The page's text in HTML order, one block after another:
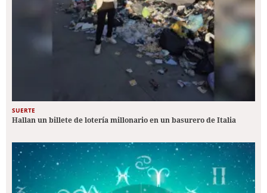
SUERTE
Hallan un billete de lotería millonario en un basurero de Italia